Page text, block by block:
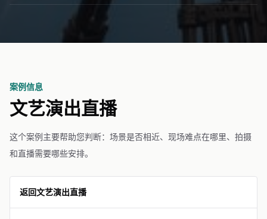
案例信息
文艺演出直播
这个案例主要帮助您判断：场景是否相近、现场难点在哪里、拍摄
和直播需要哪些安排。
返回文艺演出直播